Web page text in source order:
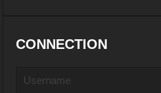
CONNECTION